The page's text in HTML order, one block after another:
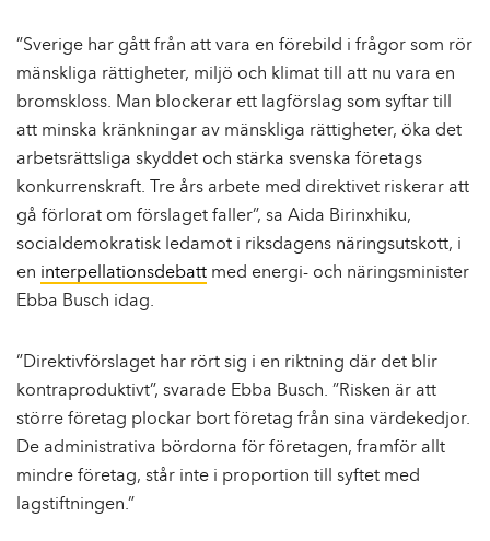
”Sverige har gått från att vara en förebild i frågor som rör
mänskliga rättigheter, miljö och klimat till att nu vara en
bromskloss. Man blockerar ett lagförslag som syftar till
att minska kränkningar av mänskliga rättigheter, öka det
arbetsrättsliga skyddet och stärka svenska företags
konkurrenskraft. Tre års arbete med direktivet riskerar att
gå förlorat om förslaget faller”, sa Aida Birinxhiku,
socialdemokratisk ledamot i riksdagens näringsutskott, i
en interpellationsdebatt med energi- och näringsminister
Ebba Busch idag.
”Direktivförslaget har rört sig i en riktning där det blir
kontraproduktivt”, svarade Ebba Busch. ”Risken är att
större företag plockar bort företag från sina värdekedjor.
De administrativa bördorna för företagen, framför allt
mindre företag, står inte i proportion till syftet med
lagstiftningen.”